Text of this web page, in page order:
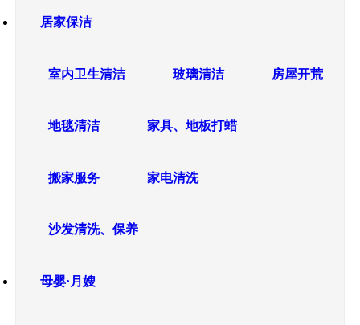
居家保洁
室内卫生清洁 玻璃清洁 房屋开荒
地毯清洁 家具、地板打蜡
搬家服务 家电清洗
沙发清洗、保养
母婴·月嫂